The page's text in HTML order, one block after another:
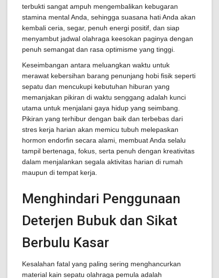
terbukti sangat ampuh mengembalikan kebugaran
stamina mental Anda, sehingga suasana hati Anda akan
kembali ceria, segar, penuh energi positif, dan siap
menyambut jadwal olahraga keesokan paginya dengan
penuh semangat dan rasa optimisme yang tinggi.
Keseimbangan antara meluangkan waktu untuk
merawat kebersihan barang penunjang hobi fisik seperti
sepatu dan mencukupi kebutuhan hiburan yang
memanjakan pikiran di waktu senggang adalah kunci
utama untuk menjalani gaya hidup yang seimbang.
Pikiran yang terhibur dengan baik dan terbebas dari
stres kerja harian akan memicu tubuh melepaskan
hormon endorfin secara alami, membuat Anda selalu
tampil bertenaga, fokus, serta penuh dengan kreativitas
dalam menjalankan segala aktivitas harian di rumah
maupun di tempat kerja.
Menghindari Penggunaan
Deterjen Bubuk dan Sikat
Berbulu Kasar
Kesalahan fatal yang paling sering menghancurkan
material kain sepatu olahraga pemula adalah